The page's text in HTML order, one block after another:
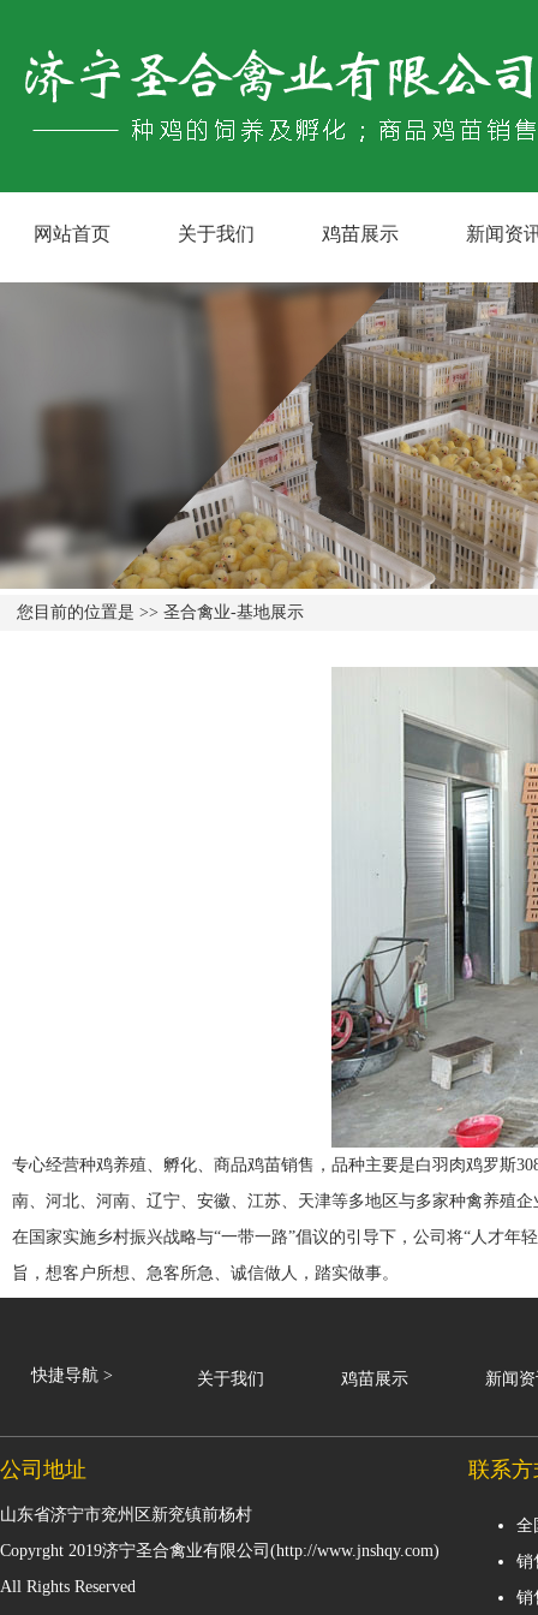
网站首页 关于我们 鸡苗展示 新闻资
您目前的位置是 >> 圣合禽业-基地展示
专心经营种鸡养殖、孵化、商品鸡苗销售，品种主要是白羽肉鸡罗斯
南、河北、河南、辽宁、安徽、江苏、天津等多地区与多家种禽养殖
在国家实施乡村振兴战略与“一带一路”倡议的引导下，公司将“人才年
旨，想客户所想、急客所急、诚信做人，踏实做事。
快捷导航 > 关于我们 鸡苗展示 新闻
公司地址
山东省济宁市兖州区新兖镇前杨村
Copyrght 2019济宁圣合禽业有限公司 (http://www.jnshqy.com)
All Rights Reserved
联系方
全
销
销